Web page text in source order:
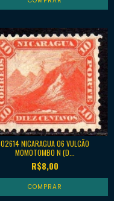
02614 NICARAGUA 06 VULCÃO
MOMOTOMBO N (D...
R$8,00